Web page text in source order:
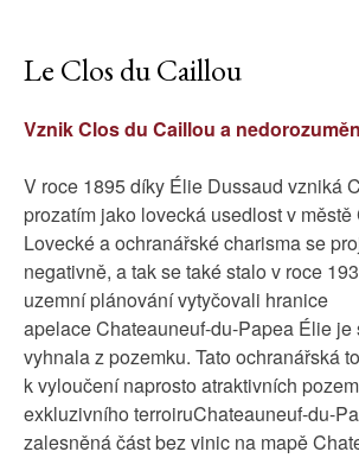
Le Clos du Caillou
Vznik Clos du Caillou a
V roce 1895 díky Élie Dussaud vzniká
prozatím jako lovecká usedlost v městě
Lovecké a ochranářské charisma se
negativně, a tak se také stalo v roce
uzemní plánování vytyčovali hranice
apelace Chateauneuf-du-Papea Élie je
vyhnala z pozemku. Tato ochranářská
k vyloučení naprosto atraktivních
exkluzivního terroiruChateauneuf-du-
zalesněná část bez vinic na mapě